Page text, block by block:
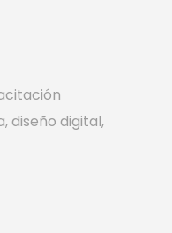
diseño digital,